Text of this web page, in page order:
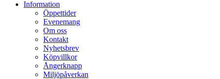
Information
Öppettider
Evenemang
Om oss
Kontakt
Nyhetsbrev
Köpvillkor
Ångerknapp
Miljöpåverkan